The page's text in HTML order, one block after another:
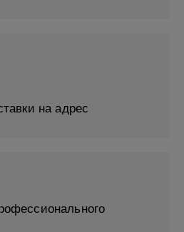
на адрес